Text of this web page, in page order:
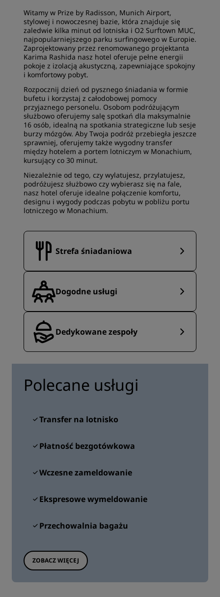
Witamy w Prize by Radisson, Munich Airport,
stylowej i nowoczesnej bazie, która znajduje się
zaledwie kilka minut od lotniska i O2 Surftown MUC,
najpopularniejszego parku surfingowego w Europie.
Zaprojektowany przez renomowanego projektanta
Karima Rashida nasz hotel oferuje pełne energii
pokoje z izolacją akustyczną, zapewniające spokojny
i komfortowy pobyt.
Rozpocznij dzień od pysznego śniadania w formie
bufetu i korzystaj z całodobowej pomocy
przyjaznego personelu. Osobom podróżującym
służbowo oferujemy salę spotkań dla maksymalnie
16 osób, idealną na spotkania strategiczne lub sesje
burzy mózgów. Aby Twoja podróż przebiegła jeszcze
sprawniej, oferujemy także wygodny transfer
między hotelem a portem lotniczym w Monachium,
kursujący co 30 minut.
Niezależnie od tego, czy wylatujesz, przylatujesz,
podróżujesz służbowo czy wybierasz się na fale,
nasz hotel oferuje idealne połączenie komfortu,
designu i wygody podczas pobytu w pobliżu portu
lotniczego w Monachium.
Strefa śniadaniowa
Dogodne usługi
Dedykowane zespoły
Polecane usługi
Transfer na lotnisko
Płatność bezgotówkowa
Wczesne zameldowanie
Ekspresowe wymeldowanie
Przechowalnia bagażu
ZOBACZ WIĘCEJ